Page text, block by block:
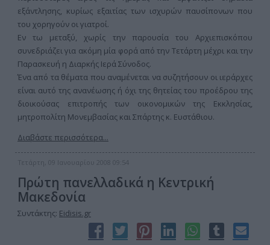
εξάντλησης, κυρίως εξαιτίας των ισχυρών παυσίπονων που
του χορηγούν οι γιατροί.
Εν τω μεταξύ, χωρίς την παρουσία του Αρχιεπισκόπου
συνεδριάζει για ακόμη μία φορά από την Τετάρτη μέχρι και την
Παρασκευή η Διαρκής Ιερά Σύνοδος.
Ένα από τα θέματα που αναμένεται να συζητήσουν οι ιεράρχες
είναι αυτό της ανανέωσης ή όχι της θητείας του προέδρου της
διοικούσας επιτροπής των οικονομικών της Εκκλησίας,
μητροπολίτη Μονεμβασίας και Σπάρτης κ. Ευστάθιου.
Διαβάστε περισσότερα...
Τετάρτη, 09 Ιανουαρίου 2008 09:54
Πρώτη πανελλαδικά η Κεντρική
Μακεδονία
Συντάκτης: Eidisis.gr